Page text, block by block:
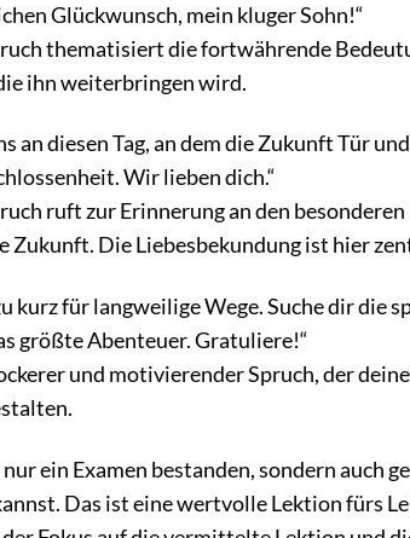
Glückwunsch, mein kluger Sohn!“
thematisiert die fortwährende
ihn weiterbringen wird.
an diesen Tag, an dem die Zukunft Tür
Wir lieben dich.“
ruft zur Erinnerung an den
Zukunft. Die Liebesbekundung ist hier
kurz für langweilige Wege. Suche dir die
größte Abenteuer. Gratuliere!“
und motivierender Spruch, der
ein Examen bestanden, sondern auch
Das ist eine wertvolle Lektion fürs